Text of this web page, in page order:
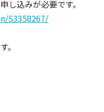
し込みが必要です。
S3358267/
。